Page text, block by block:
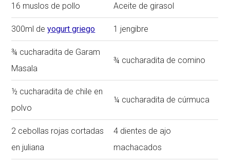
16 muslos de pollo Aceite de girasol
300ml deyogurt griego 1 jengibre
¾ cucharadita de Garam
Masala
¾ cucharadita de comino
½ cucharadita de chile en
polvo
¼ cucharadita de cúrmuca
2 cebollas rojas cortadas
en juliana
4 dientes de ajo
machacados